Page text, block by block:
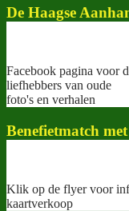
De Haagse
Facebook pagina voor
liefhebbers van oude
foto's en verhalen
Benefietmatch
Klik op de flyer voor
kaartverkoop